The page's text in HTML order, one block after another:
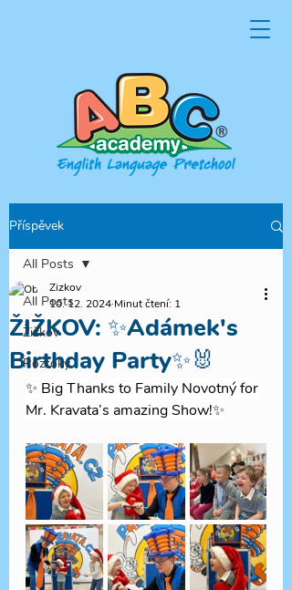
Příspěvek
All Posts
Žižkov
Roztoky
All Posts
ŽIŽKOV: ✨Adámek's
Birthday Party✨🐰
Zizkov
10. 12. 2024 Minut čtení: 1
✨ Big Thanks to Family Novotný for
Mr. Kravata’s amazing Show!✨